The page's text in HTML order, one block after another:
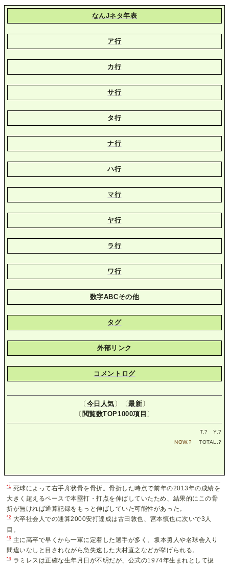
なんJネタ年表
ア行
カ行
サ行
タ行
ナ行
ハ行
マ行
ヤ行
ラ行
ワ行
数字ABCその他
タグ
外部リンク
コメントログ
〔 今日人気 〕〔最新〕
〔 閲覧数TOP1000項目 〕
T.? Y.?
NOW.? TOTAL.?
*1 死球によって右手舟状骨を骨折。骨折した時点で前年の2013年の成績を
大きく超えるペースで本塁打・打点を伸ばしていたため、結果的にこの骨
折が無ければ通算記録をもっと伸ばしていた可能性があった。
*2 大卒社会人での通算2000安打達成は古田敦也、宮本慎也に次いで3人
目。
*3 主に高卒で早くから一軍に定着した選手が多く、坂本勇人や名球会入り
間違いなしと目されながら急失速した大村直之などが挙げられる。
*4 ラミレスは正確な生年月日が不明だが、公式の1974年生まれとして扱